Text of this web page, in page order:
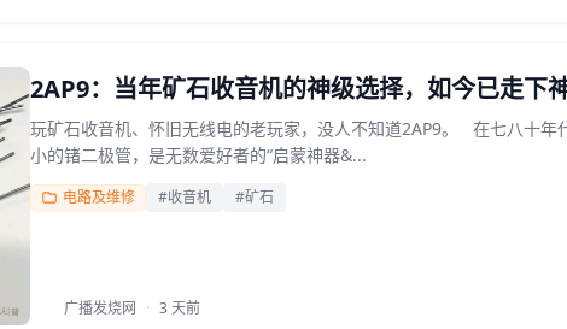
2AP9：当年矿石收音机的神级选择，如今已走下
玩矿石收音机、怀旧无线电的老玩家，没人不知道2AP9。 在七八十年
小的锗二极管，是无数爱好者的“启蒙神器&...
电路及维修 #收音机 #矿石
广播发烧网 · 3 天前